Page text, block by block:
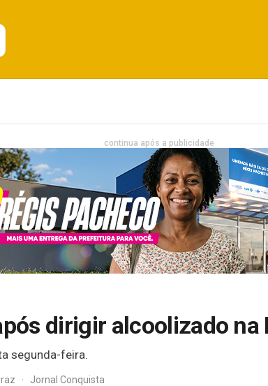
continua após a publicidade
dirigir alcoolizado na
segunda-feira.
· Jornal Conquista